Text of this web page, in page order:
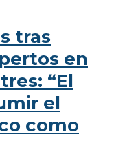
tras
en
“El
el
como